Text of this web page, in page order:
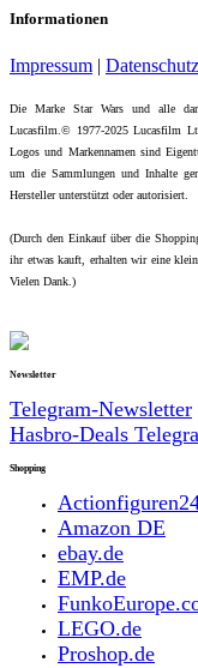
Informationen
Impressum | Datenschutz
Die Marke Star Wars und alle
Lucasfilm.© 1977-2025 Lucasfilm
Logos und Markennamen sind
um die Sammlungen und Inhalte
Hersteller unterstützt oder autorisiert.
(Durch den Einkauf über die
ihr etwas kauft, erhalten wir eine
Vielen Dank.)
Newsletter
Telegram-Newsletter
Hasbro-Deals
Shopping
Amazon DE
ebay.de
EMP.de
LEGO.de
Proshop.de